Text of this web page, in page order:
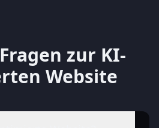
zur KI-
Website